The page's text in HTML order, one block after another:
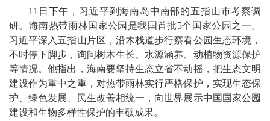
11日下午，习近平到海南岛中南部的五指山市考察调
研。海南热带雨林国家公园是我国首批5个国家公园之一。
习近平深入五指山片区，沿木栈道步行察看公园生态环境，
不时停下脚步，询问树木生长、水源涵养、动植物资源保护
等情况。他指出，海南要坚持生态立省不动摇，把生态文明
建设作为重中之重，对热带雨林实行严格保护，实现生态保
护、绿色发展、民生改善相统一，向世界展示中国国家公园
建设和生物多样性保护的丰硕成果。